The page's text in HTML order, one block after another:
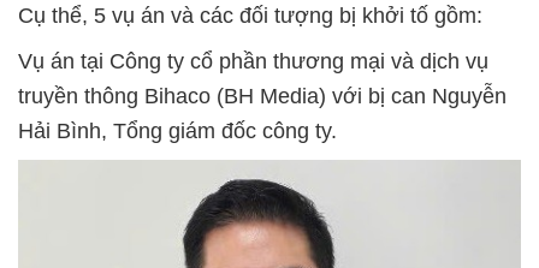
Cụ thể, 5 vụ án và các đối tượng bị khởi tố gồm:
Vụ án tại Công ty cổ phần thương mại và dịch vụ
truyền thông Bihaco (BH Media) với bị can Nguyễn
Hải Bình, Tổng giám đốc công ty.